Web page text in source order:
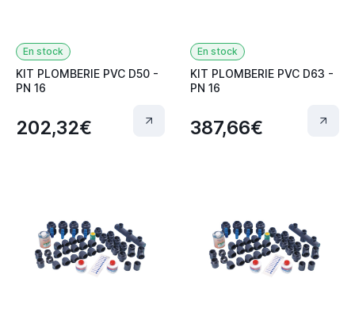
En stock
KIT PLOMBERIE PVC D50 -
PN 16
202,32€
En stock
KIT PLOMBERIE PVC D63 -
PN 16
387,66€